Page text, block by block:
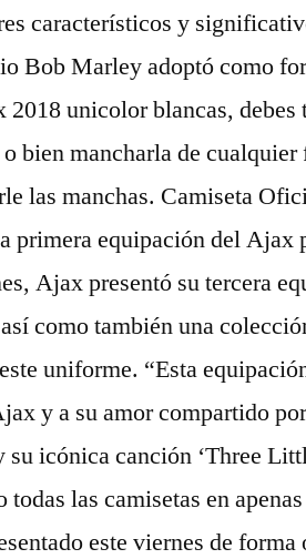
característicos y
Bob Marley adoptó como
unicolor blancas, debes
bien mancharla de cualquier
las manchas. Camiseta
primera equipación del Ajax
Ajax presentó su tercera
como también una
uniforme. “Esta
y a su amor compartido
icónica canción ‘Three
las camisetas en
este viernes de